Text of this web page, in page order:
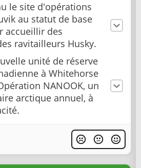
le site d'opérations
au statut de base
accueillir des
ravitailleurs Husky.
unité de réserve
à Whitehorse
NANOOK, un
arctique annuel, à